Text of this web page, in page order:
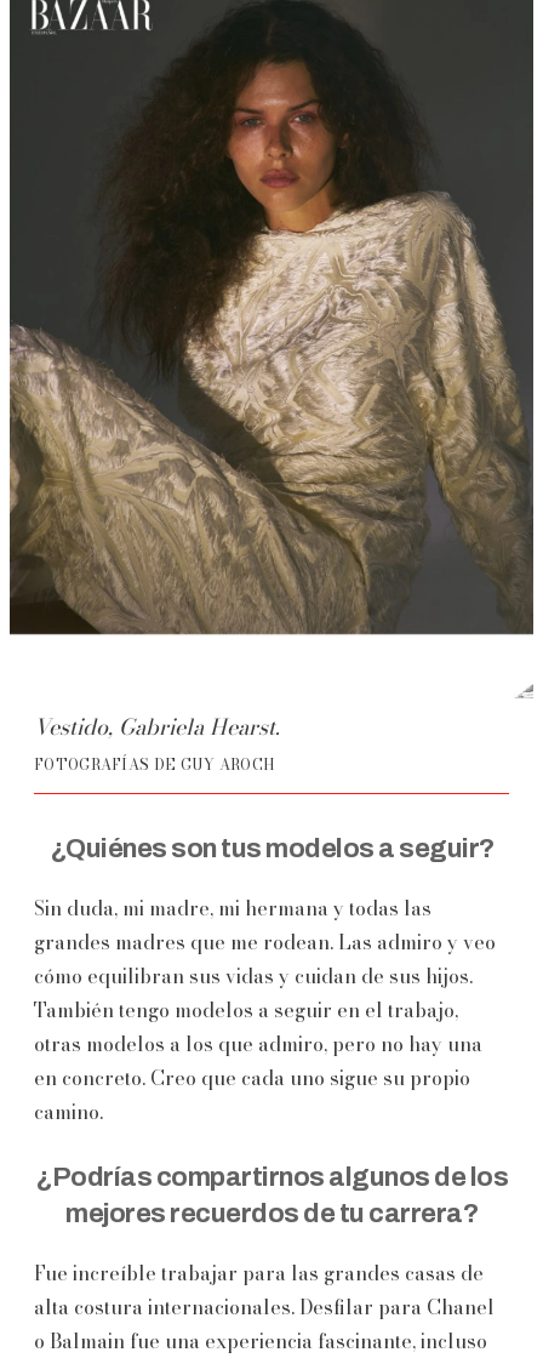
Vestido, Gabriela Hearst.
FOTOGRAFÍAS DE GUY AROCH
¿Quiénes son tus modelos a seguir?
Sin duda, mi madre, mi hermana y todas las
grandes madres que me rodean. Las admiro y veo
cómo equilibran sus vidas y cuidan de sus hijos.
También tengo modelos a seguir en el trabajo,
otras modelos a los que admiro, pero no hay una
en concreto. Creo que cada uno sigue su propio
camino.
¿Podrías compartirnos algunos de los
mejores recuerdos de tu carrera?
Fue increíble trabajar para las grandes casas de
alta costura internacionales. Desfilar para Chanel
o Balmain fue una experiencia fascinante, incluso